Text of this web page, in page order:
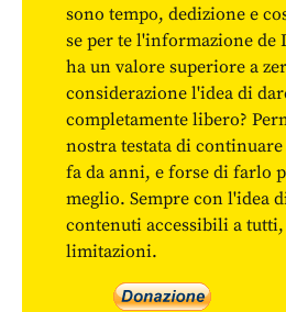
sono tempo, dedizione e
se per te l'informazione de
ha un valore superiore a
considerazione l'idea di
completamente libero?
nostra testata di
fa da anni, e forse di farlo
meglio. Sempre con l'idea
contenuti accessibili a tutti,
limitazioni.